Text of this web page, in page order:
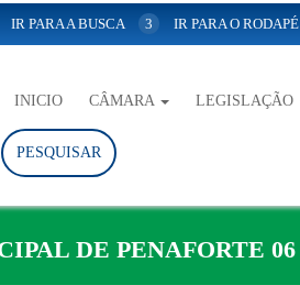
IR PARA A BUSCA 3 IR PARA O RODAPÉ
INICIO CÂMARA LEGISLAÇÃO
PESQUISAR
DE PENAFORTE 06